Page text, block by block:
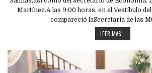
Martínez.A las 9:00 horas, en el Vestíbulo
compareció laSecretaria de las
LEER MAS...